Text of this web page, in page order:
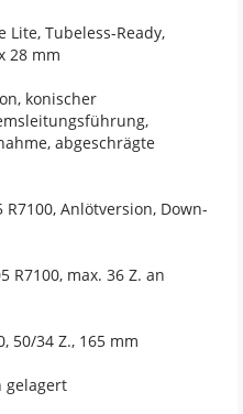
Lite, Tubeless-Ready,
28 mm
konischer
abgeschrägte
Anlötversion, Down-
R7100, max. 36 Z. an
50/34 Z., 165 mm
gelagert